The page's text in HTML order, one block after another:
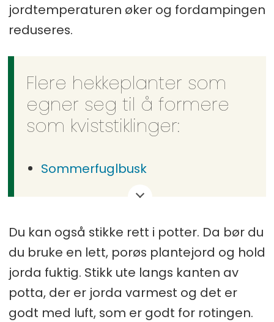
jordtemperaturen øker og fordampingen
reduseres.
Flere hekkeplanter som
egner seg til å formere
som kviststiklinger:
Sommerfuglbusk
Vierhortensia
Liguster
Prydeple
Du kan også stikke rett i potter. Da bør du
du bruke en lett, porøs plantejord og hold
jorda fuktig. Stikk ute langs kanten av
potta, der er jorda varmest og det er
godt med luft, som er godt for rotingen.